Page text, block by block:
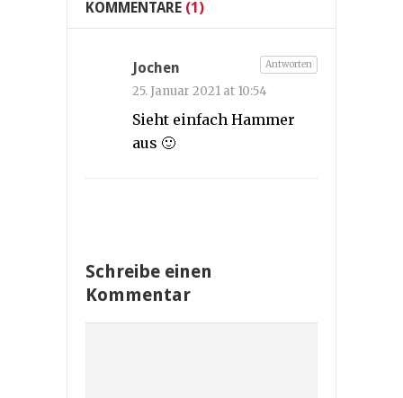
KOMMENTARE (1)
Jochen
25. Januar 2021 at 10:54
Sieht einfach Hammer
aus 🙂
Antworten
Schreibe einen
Kommentar